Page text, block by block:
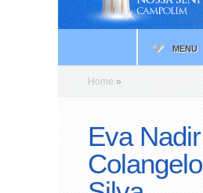
MENU
Home »
Eva Nadir
Colangelo